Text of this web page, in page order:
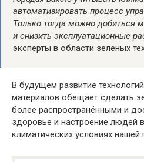
автоматизировать процесс
Только тогда можно добиться
и снизить эксплуатационные
эксперты в области зеленых
В будущем развитие
материалов обещает сделать
более распространёнными и
здоровье и настроение людей
климатических условиях нашей